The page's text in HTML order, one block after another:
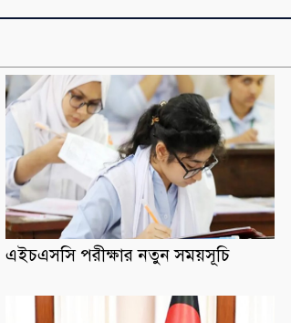
এইচএসসি পরীক্ষার নতুন সময়সূচি